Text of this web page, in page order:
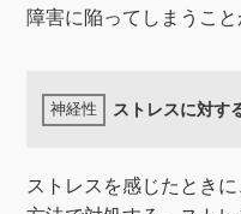
障害に陥ってしまうこと
ストレスに対す
ストレスを感じたとき